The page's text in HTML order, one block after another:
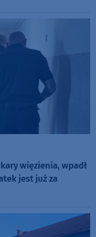
więzienia, wpadł
jest już za